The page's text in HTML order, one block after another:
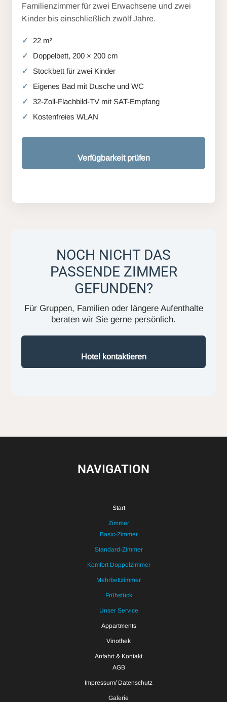
Familienzimmer für zwei Erwachsene und zwei
Kinder bis einschließlich zwölf Jahre.
22 m²
Doppelbett, 200 × 200 cm
Stockbett für zwei Kinder
Eigenes Bad mit Dusche und WC
32-Zoll-Flachbild-TV mit SAT-Empfang
Kostenfreies WLAN
Verfügbarkeit prüfen
NOCH NICHT DAS
PASSENDE ZIMMER
GEFUNDEN?
Für Gruppen, Familien oder längere Aufenthalte
beraten wir Sie gerne persönlich.
Hotel kontaktieren
NAVIGATION
Start
Zimmer
Basic-Zimmer
Standard-Zimmer
Komfort Doppelzimmer
Mehrbettzimmer
Frühstück
Unser Service
Appartments
Vinothek
Anfahrt & Kontakt
AGB
Impressum/ Datenschutz
Galerie